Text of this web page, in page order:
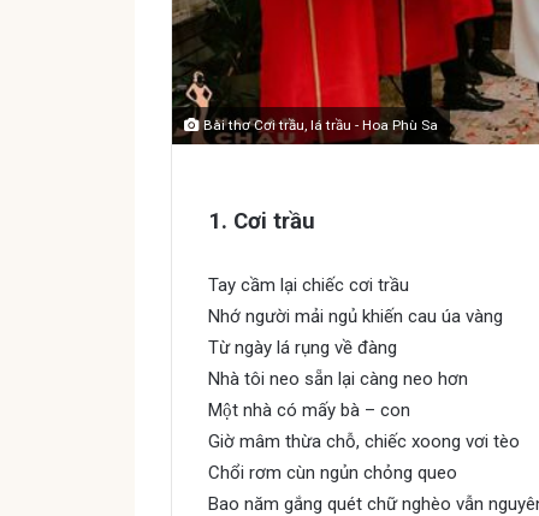
Bài thơ Cơi trầu, lá trầu - Hoa Phù Sa
1. Cơi trầu
Tay cầm lại chiếc cơi trầu
Nhớ người mải ngủ khiến cau úa vàng
Từ ngày lá rụng về đàng
Nhà tôi neo sẵn lại càng neo hơn
Một nhà có mấy bà – con
Giờ mâm thừa chỗ, chiếc xoong vơi tèo
Chổi rơm cùn ngủn chỏng queo
Bao năm gắng quét chữ nghèo vẫn